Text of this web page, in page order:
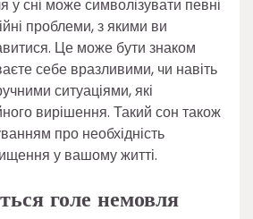
сні може символізувати певні
проблеми, з якими ви
Це може бути знаком
себе вразливими, чи навіть
ситуаціями, які
вирішення. Такий сон також
про необхідність
у вашому житті.
голе немовля